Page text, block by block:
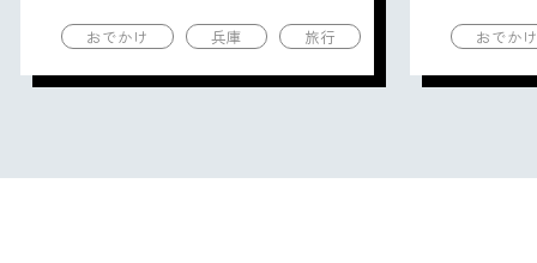
おでかけ 兵庫 旅行 おでか